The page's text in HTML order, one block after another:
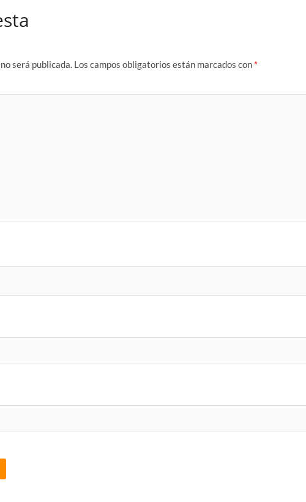
será publicada. Los campos obligatorios están marcados con *